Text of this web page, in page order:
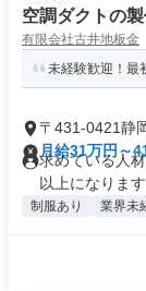
空調ダクトの
有限会社古井地板金
未経験歓迎！最
〒431-0421静
月給31万円～
求めている人
以上になりま
制服あり 業界未